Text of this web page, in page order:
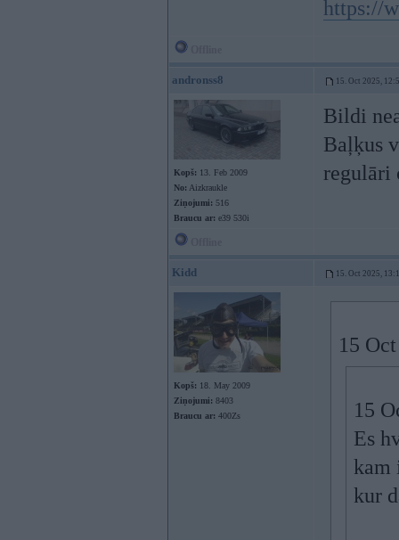
https://
andronss8 15. Oct 2025,
Kopš: 13. Feb 2009
No: Aizkraukle
Ziņojumi: 516
Braucu ar: e39 530i
Bildi
Baļķus
regulāri
Kidd 15. Oct 2025,
Kopš: 18. May 2009
Ziņojumi: 8403
Braucu ar: 400Zs
15
15
Es
kam
kur